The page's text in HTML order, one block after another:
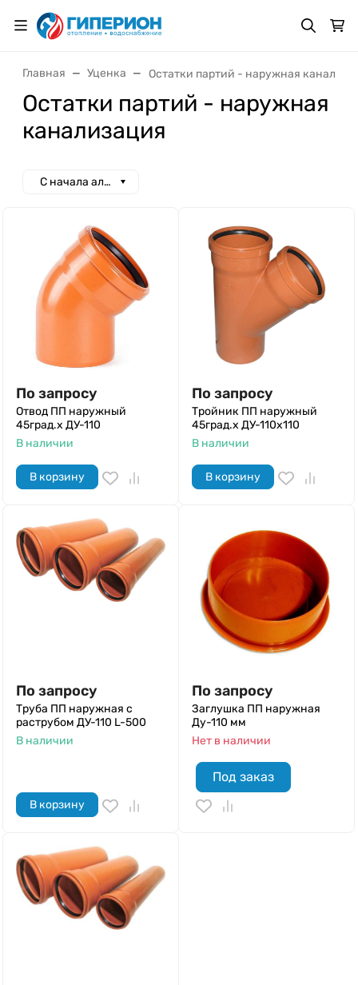
Главная Уценка Остатки партий - наружная
Остатки партий - наружная
канализация
С начала алфавита
По запросу
Отвод ПП наружный
45град.х ДУ-110
В наличии
В корзину
По запросу
Тройник ПП наружный
45град.х ДУ-110х110
В наличии
В корзину
По запросу
Труба ПП наружная с
раструбом ДУ-110 L-500
В наличии
В корзину
По запросу
Заглушка ПП наружная
Ду-110 мм
Нет в наличии
Под заказ